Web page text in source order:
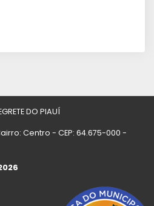
DO PIAUÍ
Centro - CEP: 64.675-000 -